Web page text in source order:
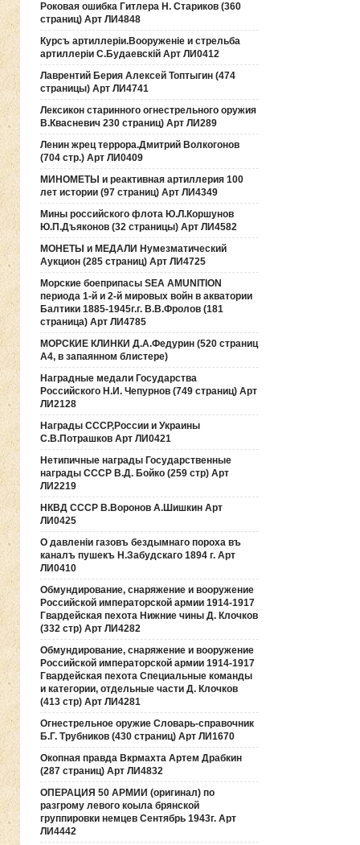
Роковая ошибка Гитлера Н. Стариков (360
страниц) Арт ЛИ4848
Курсъ артиллерiи.Вооруженiе и стрельба
артиллерiи С.Будаевскiй Арт ЛИ0412
Лаврентий Берия Алексей Топтыгин (474
страницы) Арт ЛИ4741
Лексикон старинного огнестрельного оружия
В.Квасневич 230 страниц) Арт ЛИ289
Ленин жрец террора.Дмитрий Волкогонов
(704 стр.) Арт ЛИ0409
МИНОМЕТЫ и реактивная артиллерия 100
лет истории (97 страниц) Арт ЛИ4349
Мины российского флота Ю.Л.Коршунов
Ю.П.Дъяконов (32 страницы) Арт ЛИ4582
МОНЕТЫ и МЕДАЛИ Нумезматический
Аукцион (285 страниц) Арт ЛИ4725
Морские боеприпасы SEA AMUNITION
периода 1-й и 2-й мировых войн в акватории
Балтики 1885-1945г.г. В.В.Фролов (181
страница) Арт ЛИ4785
МОРСКИЕ КЛИНКИ Д.А.Федурин (520 страниц
А4, в запаянном блистере)
Наградные медали Государства
Российского Н.И. Чепурнов (749 страниц) Арт
ЛИ2128
Награды СССР,России и Украины
С.В.Потрашков Арт ЛИ0421
Нетипичные награды Государственные
награды СССР В.Д. Бойко (259 стр) Арт
ЛИ2219
НКВД СССР В.Воронов А.Шишкин Арт
ЛИ0425
О давленiи газовъ бездымнаго пороха въ
каналъ пушекъ Н.Забудскаго 1894 г. Арт
ЛИ0410
Обмундирование, снаряжение и вооружение
Российской императорской армии 1914-1917
Гвардейская пехота Нижние чины Д. Клочков
(332 стр) Арт ЛИ4282
Обмундирование, снаряжение и вооружение
Российской императорской армии 1914-1917
Гвардейская пехота Специальные команды
и категории, отдельные части Д. Клочков
(413 стр) Арт ЛИ4281
Огнестрельное оружие Словарь-справочник
Б.Г. Трубников (430 страниц) Арт ЛИ1670
Окопная правда Вкрмахта Артем Драбкин
(287 страниц) Арт ЛИ4832
ОПЕРАЦИЯ 50 АРМИИ (оригинал) по
разгрому левого коыла брянской
группировки немцев Сентябрь 1943г. Арт
ЛИ4442